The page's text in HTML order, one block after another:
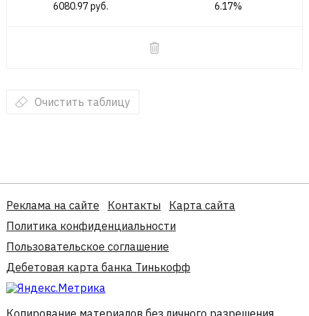
6080.97 руб. 6.17%
Очистить таблицу
Реклама на сайте Контакты
Карта сайта
Политика конфиденциальности
Пользовательское соглашение
Дебетовая карта банка Тинькофф
Копирование материалов без личного разрешения